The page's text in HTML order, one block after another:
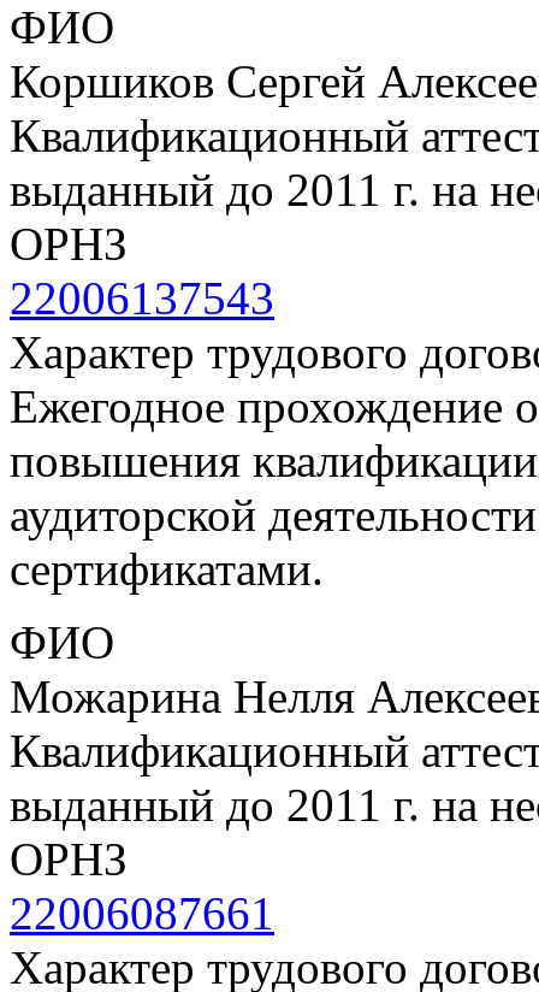
ФИО
Коршиков Сергей
Квалификационный
выданный до 2011 г. на
ОРНЗ
22006137543
Характер трудового
Ежегодное прохождение
повышения
аудиторской
сертификатами.
ФИО
Можарина Нелля
Квалификационный
выданный до 2011 г. на
ОРНЗ
22006087661
Характер трудового